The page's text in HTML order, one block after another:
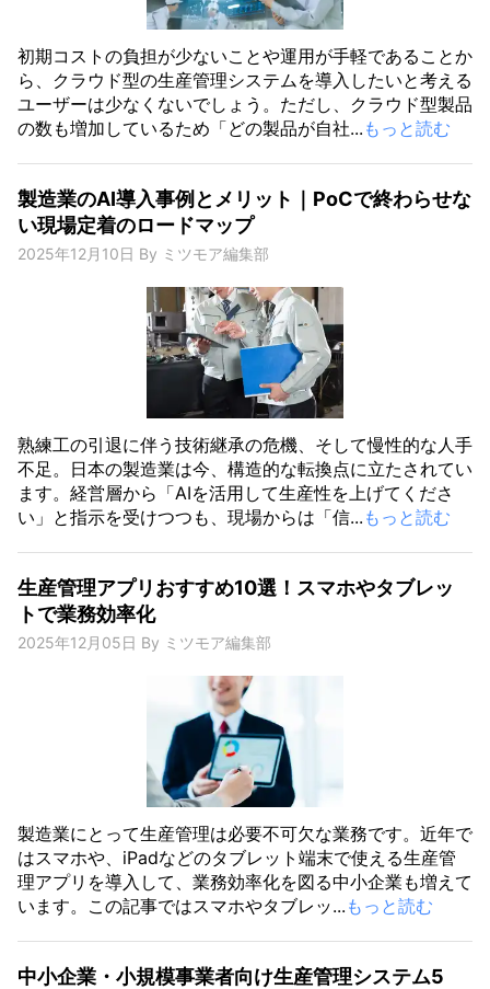
初期コストの負担が少ないことや運用が手軽であることか
ら、クラウド型の生産管理システムを導入したいと考える
ユーザーは少なくないでしょう。ただし、クラウド型製品
の数も増加しているため「どの製品が自社... もっと読む
製造業のAI導入事例とメリット｜PoCで終わらせな
い現場定着のロードマップ
2025年12月10日 By ミツモア編集部
熟練工の引退に伴う技術継承の危機、そして慢性的な人手
不足。日本の製造業は今、構造的な転換点に立たされてい
ます。経営層から「AIを活用して生産性を上げてくださ
い」と指示を受けつつも、現場からは「信... もっと読む
生産管理アプリおすすめ10選！スマホやタブレッ
トで業務効率化
2025年12月05日 By ミツモア編集部
製造業にとって生産管理は必要不可欠な業務です。近年で
はスマホや、iPadなどのタブレット端末で使える生産管
理アプリを導入して、業務効率化を図る中小企業も増えて
います。この記事ではスマホやタブレッ... もっと読む
中小企業・小規模事業者向け生産管理システム5